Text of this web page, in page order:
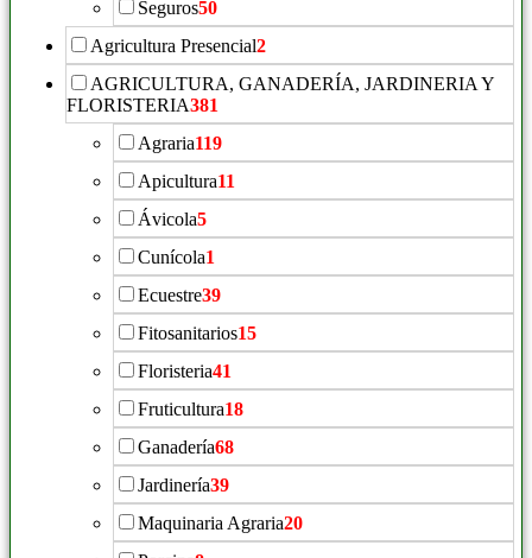
Seguros50
Agricultura Presencial2
AGRICULTURA, GANADERÍA, JARDINERIA Y
FLORISTERIA381
Agraria119
Apicultura11
Ávicola5
Cunícola1
Ecuestre39
Fitosanitarios15
Floristeria41
Fruticultura18
Ganadería68
Jardinería39
Maquinaria Agraria20